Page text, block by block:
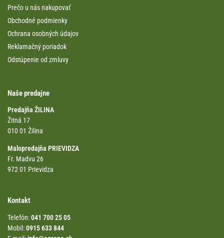
Prečo u nás nakupovať
Obchodné podmienky
Ochrana osobných údajov
Reklamačný poriadok
Odstúpenie od zmluvy
Naše predajne
Predajňa ŽILINA
Žitná 17
010 01 Žilina
Malopredajňa PRIEVIDZA
Fr. Madvu 26
972 01 Prievidza
Kontakt
Telefón:041 700 25 05
Mobil:0915 633 844